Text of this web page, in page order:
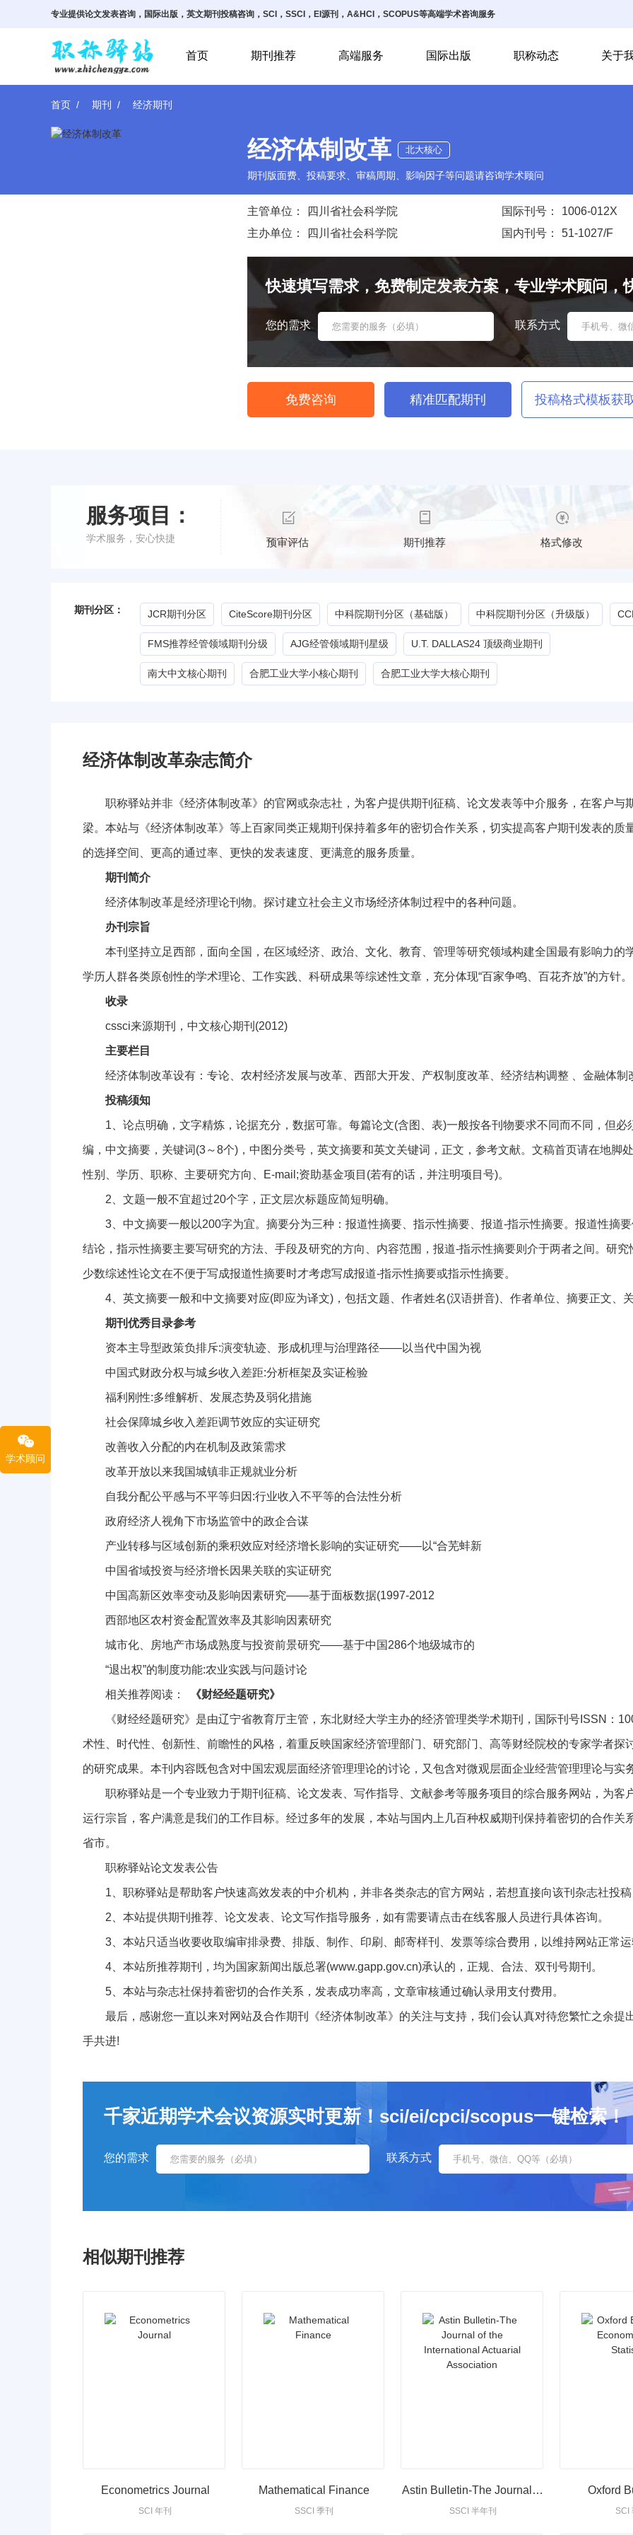
专业提供论文发表咨询，国际出版，英文期刊投稿咨询，SCI，SSCI，EI源刊，A&HCI，SCOPUS等高端学术咨询服务
首页 期刊推荐 高端服务 国际出版 职称动态 关于
首页 期刊 经济期刊
经济体制改革 北大核心
期刊版面费、投稿要求、审稿周期、影响因子等问题请咨询学术顾问
主管单位：
四川省社会科学院
主办单位：
四川省社会科学院
国际刊号：
1006-012X
国内刊号：
51-1027/F
快速填写需求，免费制定发表方案，专业学术顾问，
您的需求 联系方式
免费咨询 精准匹配期刊 投稿格式模板获
服务项目：
学术服务，安心快捷 预审评估 期刊推荐 格式修改
期刊分区： JCR期刊分区 CiteScore期刊分区 中科院期刊分区（基础版） 中科院期刊分区（升级版）
FMS推荐经管领域期刊分级 AJG经管领域期刊星级 U.T. DALLAS24 顶级商业期刊
南大中文核心期刊 合肥工业大学小核心期刊 合肥工业大学大核心期刊
经济体制改革杂志简介
职称驿站并非《经济体制改革》的官网或杂志社，为客户提供期刊征稿、论文发表等中介服务，在客户与
梁。本站与《经济体制改革》等上百家同类正规期刊保持着多年的密切合作关系，切实提高客户期刊发表的质
的选择空间、更高的通过率、更快的发表速度、更满意的服务质量。
期刊简介
经济体制改革是经济理论刊物。探讨建立社会主义市场经济体制过程中的各种问题。
办刊宗旨
本刊坚持立足西部，面向全国，在区域经济、政治、文化、教育、管理等研究领域构建全国最有影响力的
学历人群各类原创性的学术理论、工作实践、科研成果等综述性文章，充分体现“百家争鸣、百花齐放”的方针。
收录
cssci来源期刊，中文核心期刊(2012)
主要栏目
经济体制改革设有：专论、农村经济发展与改革、西部大开发、产权制度改革、经济结构调整 、金融体制
投稿须知
1、论点明确，文字精炼，论据充分，数据可靠。每篇论文(含图、表)一般按各刊物要求不同而不同，但必
编，中文摘要，关键词(3～8个)，中图分类号，英文摘要和英文关键词，正文，参考文献。文稿首页请在地脚
性别、学历、职称、主要研究方向、E-mail;资助基金项目(若有的话，并注明项目号)。
2、文题一般不宜超过20个字，正文层次标题应简短明确。
3、中文摘要一般以200字为宜。摘要分为三种：报道性摘要、指示性摘要、报道-指示性摘要。报道性摘
结论，指示性摘要主要写研究的方法、手段及研究的方向、内容范围，报道-指示性摘要则介于两者之间。研
少数综述性论文在不便于写成报道性摘要时才考虑写成报道-指示性摘要或指示性摘要。
4、英文摘要一般和中文摘要对应(即应为译文)，包括文题、作者姓名(汉语拼音)、作者单位、摘要正文、
期刊优秀目录参考
资本主导型政策负排斥:演变轨迹、形成机理与治理路径——以当代中国为视
中国式财政分权与城乡收入差距:分析框架及实证检验
福利刚性:多维解析、发展态势及弱化措施
社会保障城乡收入差距调节效应的实证研究
改善收入分配的内在机制及政策需求
改革开放以来我国城镇非正规就业分析
自我分配公平感与不平等归因:行业收入不平等的合法性分析
政府经济人视角下市场监管中的政企合谋
产业转移与区域创新的乘积效应对经济增长影响的实证研究——以“合芜蚌新
中国省域投资与经济增长因果关联的实证研究
中国高新区效率变动及影响因素研究——基于面板数据(1997-2012
西部地区农村资金配置效率及其影响因素研究
城市化、房地产市场成熟度与投资前景研究——基于中国286个地级城市的
“退出权”的制度功能:农业实践与问题讨论
相关推荐阅读： 《财经经题研究》
《财经经题研究》是由辽宁省教育厅主管，东北财经大学主办的经济管理类学术期刊，国际刊号ISSN：
术性、时代性、创新性、前瞻性的风格，着重反映国家经济管理部门、研究部门、高等财经院校的专家学者探
的研究成果。本刊内容既包含对中国宏观层面经济管理理论的讨论，又包含对微观层面企业经营管理理论与实
职称驿站是一个专业致力于期刊征稿、论文发表、写作指导、文献参考等服务项目的综合服务网站，为客
运行宗旨，客户满意是我们的工作目标。经过多年的发展，本站与国内上几百种权威期刊保持着密切的合作关
省市。
职称驿站论文发表公告
1、职称驿站是帮助客户快速高效发表的中介机构，并非各类杂志的官方网站，若想直接向该刊杂志社投
2、本站提供期刊推荐、论文发表、论文写作指导服务，如有需要请点击在线客服人员进行具体咨询。
3、本站只适当收要收取编审排录费、排版、制作、印刷、邮寄样刊、发票等综合费用，以维持网站正常
4、本站所推荐期刊，均为国家新闻出版总署(www.gapp.gov.cn)承认的，正规、合法、双刊号期刊。
5、本站与杂志社保持着密切的合作关系，发表成功率高，文章审核通过确认录用支付费用。
最后，感谢您一直以来对网站及合作期刊《经济体制改革》的关注与支持，我们会认真对待您繁忙之余提
手共进!
千家近期学术会议资源实时更新！sci/ei/cpci/scopus一键检索！
您的需求 联系方式
相似期刊推荐
Econometrics Journal
SCI 年刊
Mathematical Finance
SSCI 季刊
Astin Bulletin-The Journal of
the International Actuarial
SSCI 半年刊
Oxford
Economics
SCI
学术顾问